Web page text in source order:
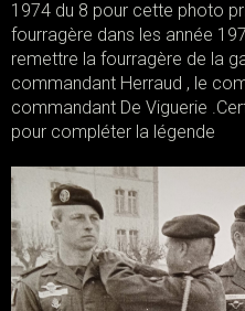
1974 du 8 pour cette photo
fourragère dans les année
remettre la fourragère de la
commandant Herraud , le
commandant De Viguerie
pour compléter la légende